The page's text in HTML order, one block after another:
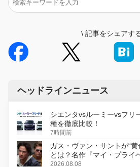
\ 記事をシェアす
ヘッドラインニュース
シエンタvsルーミーvsフリ
種を徹底比較！
7時間前
ガス・ヴァン・サントが“
とは？名作『マイ・プライ
初のデジタルリマスター版
2026.08.08